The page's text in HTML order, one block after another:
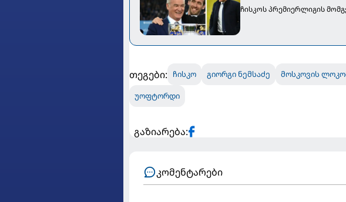
ჩისკოს პრემიერლიგის
თეგები: ჩისკო გიორგი ნემსაძე მოსკოვის
უოფტორდი
გაზიარება:
კომენტარები